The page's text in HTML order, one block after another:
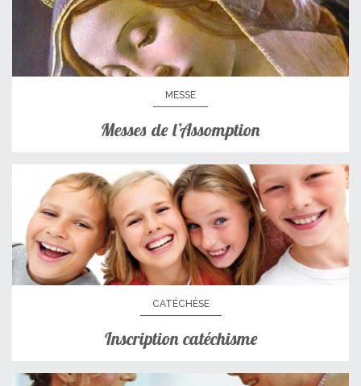
MESSE
Messes de l’Assomption
CATÉCHÈSE
Inscription catéchisme